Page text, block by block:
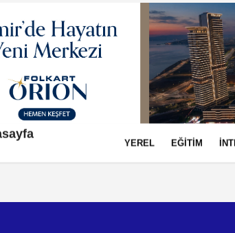
Gizlilik İlkeleri
YEREL EĞİTİM